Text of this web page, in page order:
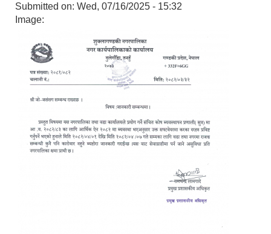
Submitted on: Wed, 07/16/2025 - 15:32
Image: